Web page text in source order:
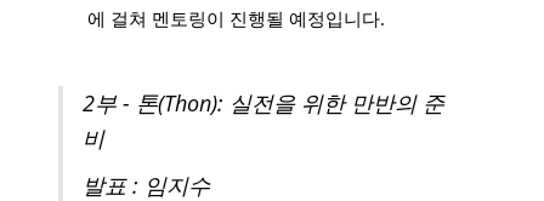
에 걸쳐 멘토링이 진행될 예정입니다.
​2부 - 톤(Thon): 실전을 위한 만반의 준
비
발표 : 임지수